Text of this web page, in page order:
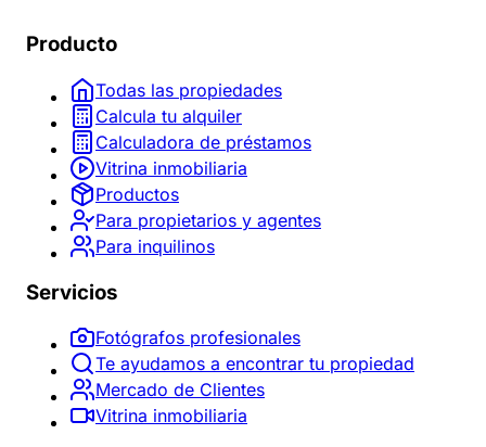
Producto
Todas las propiedades
Calcula tu alquiler
Calculadora de préstamos
Vitrina inmobiliaria
Productos
Para propietarios y agentes
Para inquilinos
Servicios
Fotógrafos profesionales
Te ayudamos a encontrar tu propiedad
Mercado de Clientes
Vitrina inmobiliaria